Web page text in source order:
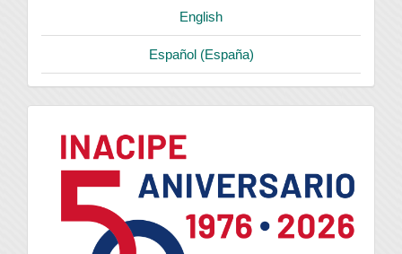
English
Español (España)
logo